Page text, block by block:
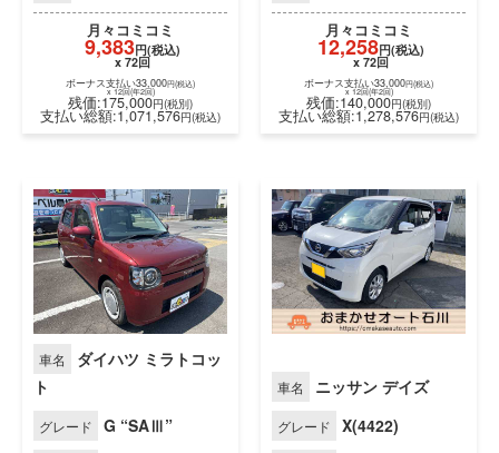
残価:129,545円(税別)
支払い総額:889,416
残価:238,636円(税別)
支払い総額:1,332,936
車名
ダイハツ ミラトコッ
ト
グレード G “SAⅢ”
車名 ニッサン デイズ
グレード X(4422)